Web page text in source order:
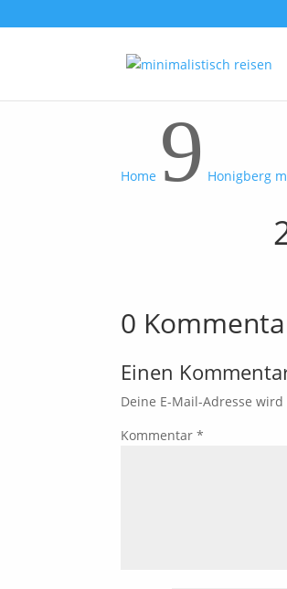
Home 9 Honigberg
0
Einen
Deine E-Mail-Adresse
Kommentar *